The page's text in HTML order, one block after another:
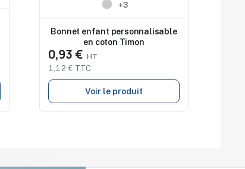
+3
Bonnet enfant personnalisable
en coton Timon
0,93 €
1,12 € TTC
Voir le produit